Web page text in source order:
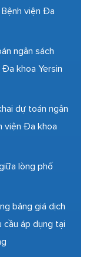
viện Đa
ngân sách
khoa Yersin
dự toán ngân
viện Đa khoa
lòng phố
bảng giá dịch
cầu áp dụng tại